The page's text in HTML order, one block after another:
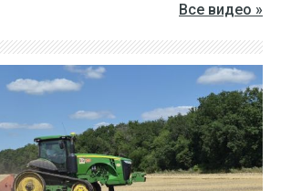
Все видео »